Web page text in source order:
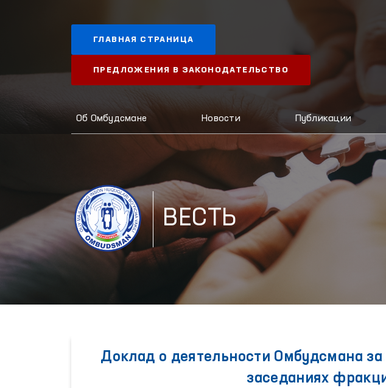
ГЛАВНАЯ СТРАНИЦА
ПРЕДЛОЖЕНИЯ В ЗАКОНОДАТЕЛЬСТВО
Об Омбудсмане Новости Публикации
ВЕСТЬ
Доклад о деятельности Омбудсмана
заседаниях